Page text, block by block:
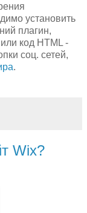
установить
плагин,
код HTML -
соц. сетей,
.
Wix?